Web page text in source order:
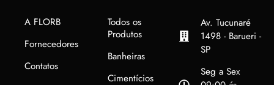
A FLORB
Fornecedores
Contatos
Todos os
Produtos
Banheiras
Cimentícios
Av. Tucunaré
1498 - Barueri -
SP
Seg a Sex